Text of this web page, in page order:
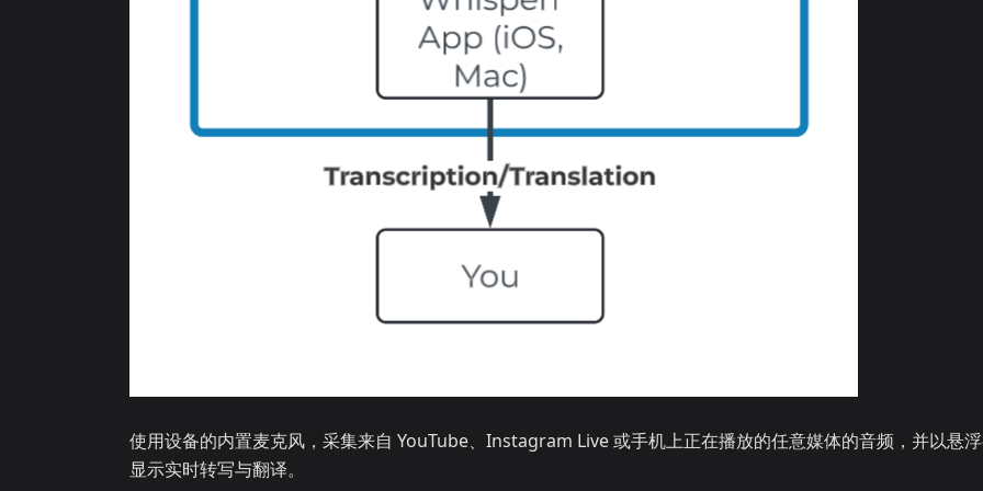
使用设备的内置麦克风，采集来自 YouTube、Instagram Live 或手机上正在播放的任意媒体的音频，并以悬
显示实时转写与翻译。